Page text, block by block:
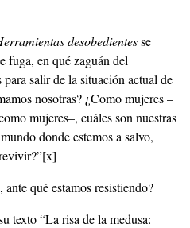
desobedientesse
fuga, en qué zaguán del
salir de la situación actual de
nosotras? ¿Como mujeres –
mujeres–, cuáles son nuestras
donde estemos a salvo,
[x]
qué estamos resistiendo?
texto “La risa de la medusa: